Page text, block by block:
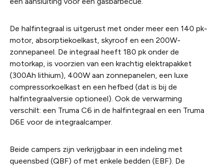
De halfintegraal is uitgerust met onder meer een 140 pk-
motor, absorptiekoelkast, skyroof en een 200W-
zonnepaneel. De integraal heeft 180 pk onder de
motorkap, is voorzien van een krachtig elektrapakket
(300Ah lithium), 400W aan zonnepanelen, een luxe
compressorkoelkast en een hefbed (dat is bij de
halfintegraalversie optioneel). Ook de verwarming
verschilt: een Truma C6 in de halfintegraal en een Truma
D6E voor de integraalcamper.
Beide campers zijn verkrijgbaar in een indeling met
queensbed (QBF) of met enkele bedden (EBF). De